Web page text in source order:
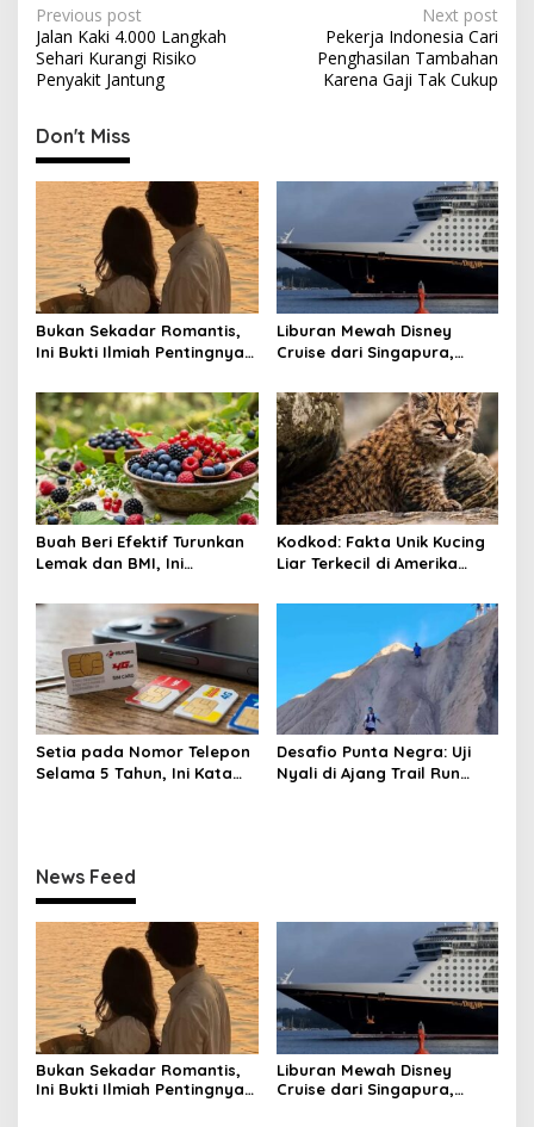
P
o
s
t
n
a
v
i
g
a
t
i
o
n
Previous post
Jalan Kaki 4.000 Langkah
Sehari Kurangi Risiko
Penyakit Jantung
Next post
Pekerja Indonesia Cari
Penghasilan Tambahan
Karena Gaji Tak Cukup
Don't Miss
Bukan Sekadar Romantis,
Ini Bukti Ilmiah Pentingnya
Liburan Mewah Disney
Cruise dari Singapura,
Buah Beri Efektif Turunkan
Lemak dan BMI, Ini
Kodkod: Fakta Unik Kucing
Liar Terkecil di Amerika
Setia pada Nomor Telepon
Selama 5 Tahun, Ini Kata
Desafio Punta Negra: Uji
Nyali di Ajang Trail Run
News Feed
Bukan Sekadar Romantis,
Ini Bukti Ilmiah Pentingnya
Liburan Mewah Disney
Cruise dari Singapura,